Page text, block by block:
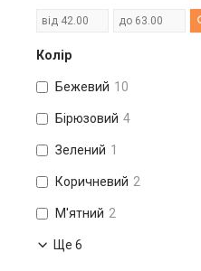
Колір
Бежевий 10
Бірюзовий 4
Зелений 1
Коричневий 2
М'ятний 2
Ще 6